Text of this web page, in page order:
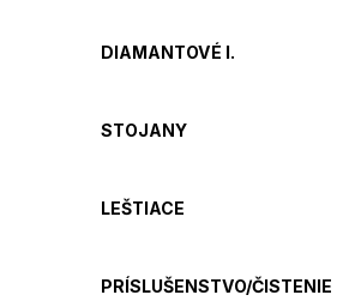
DIAMANTOVÉ I.
STOJANY
LEŠTIACE
PRÍSLUŠENSTVO/ČISTENIE